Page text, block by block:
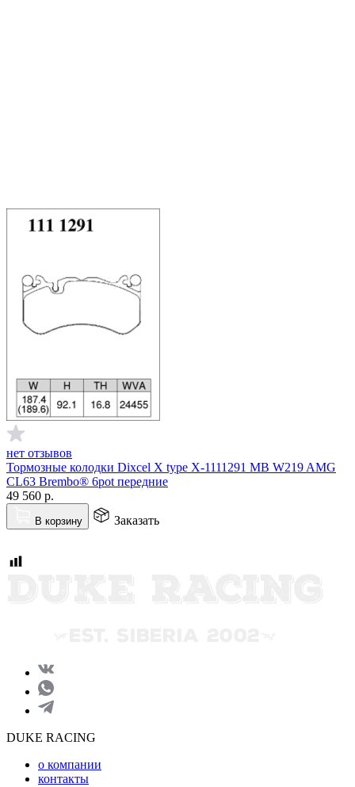
нет отзывов
Тормозные колодки Dixcel X type X-1111291 MB W219 AMG
CL63 Brembo® 6pot передние
49 560 р.
В корзину Заказать
DUKE RACING
о компании
контакты